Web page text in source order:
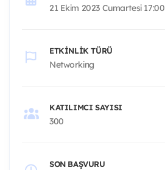
21 Ekim 2023 Cumartesi 17:00
ETKINLIK TÜRÜ
Networking
KATILIMCI SAYISI
300
SON BAŞVURU